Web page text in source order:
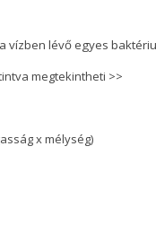
vízben lévő egyes
megtekintheti >>
x mélység)